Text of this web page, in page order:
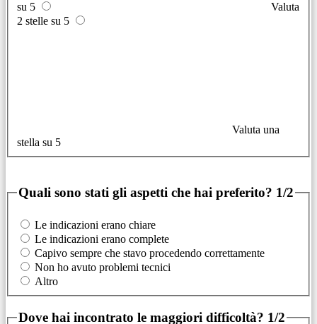
su 5
Valuta
2 stelle su 5
Valuta una
stella su 5
Quali sono stati gli aspetti che hai preferito? 1/2
Le indicazioni erano chiare
Le indicazioni erano complete
Capivo sempre che stavo procedendo correttamente
Non ho avuto problemi tecnici
Altro
Dove hai incontrato le maggiori difficoltà? 1/2